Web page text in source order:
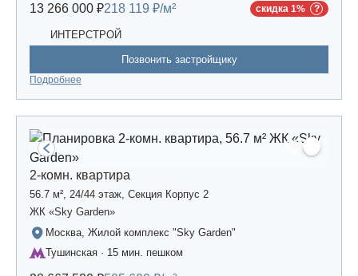
13 266 000 ₽218 119 ₽/м² скидка 1%
ИНТЕРСТРОЙ
Позвонить застройщику
Подробнее
2-комн. квартира
56.7 м², 24/44 этаж, Секция Корпус 2
ЖК «Sky Garden»
Москва, Жилой комплекс "Sky Garden"
Тушинская · 15 мин. пешком